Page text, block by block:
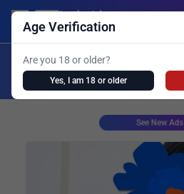
Lanka Ads
X
Girls Personal Live Cam
See New Ads
Age Verification
Are you 18 or older?
Yes, I am 18 or older